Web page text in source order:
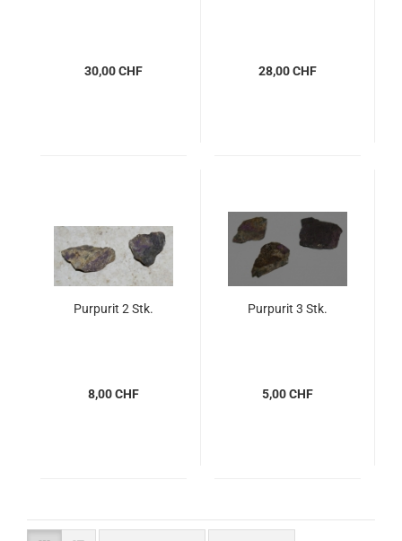
30,00 CHF 28,00 CHF
Purpurit 2 Stk.
8,00 CHF
Purpurit 3 Stk.
5,00 CHF